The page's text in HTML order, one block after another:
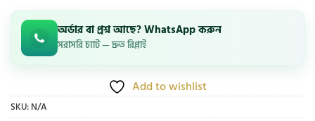
অর্ডার বা প্রশ্ন আছে? WhatsApp করুন
সরাসরি চ্যাট — দ্রুত রিপ্লাই
Add to wishlist
SKU: N/A